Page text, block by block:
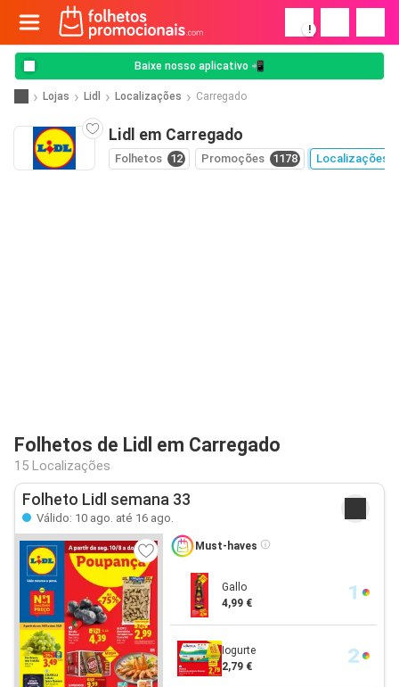
!
Baixe nosso aplicativo 📲
Lojas Lidl Localizações Carregado
Lidl em Carregado
Folhetos 12 Promoções 1178 Localizações
Folhetos de Lidl em Carregado
15 Localizações
Folheto Lidl semana 33
Válido: 10 ago. até 16 ago.
Must-haves
Gallo
4,99 €
Iogurte
2,79 €